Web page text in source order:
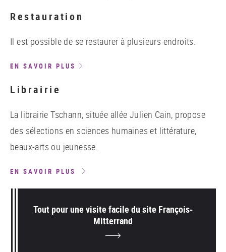
Restauration
Il est possible de se restaurer à plusieurs endroits.
EN SAVOIR PLUS
Librairie
La librairie Tschann, située allée Julien Cain, propose
des sélections en sciences humaines et littérature,
beaux-arts ou jeunesse.
EN SAVOIR PLUS
Tout pour une visite facile du site François-
Mitterrand